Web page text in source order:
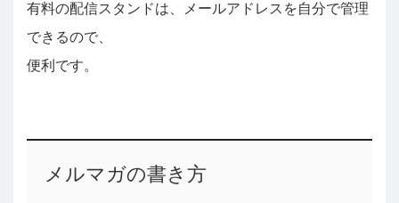
有料の配信スタンドは、メールアドレスを自分で管理
できるので、
便利です。
メルマガの書き方